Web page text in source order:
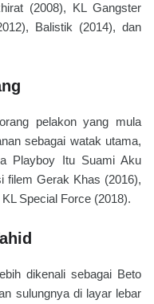
(2008), KL Gangster
Balistik (2014), dan
pelakon yang mula
sebagai watak utama,
Playboy Itu Suami Aku
filem Gerak Khas (2016),
Special Force (2018).
dikenali sebagai Beto
sulungnya di layar lebar